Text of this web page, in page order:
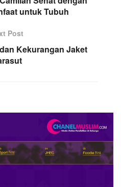
untuk Tubuh
Post
Kekurangan Jaket